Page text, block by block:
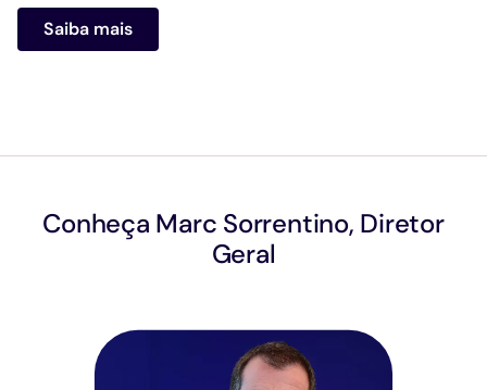
Saiba mais
Conheça Marc Sorrentino, Diretor
Geral